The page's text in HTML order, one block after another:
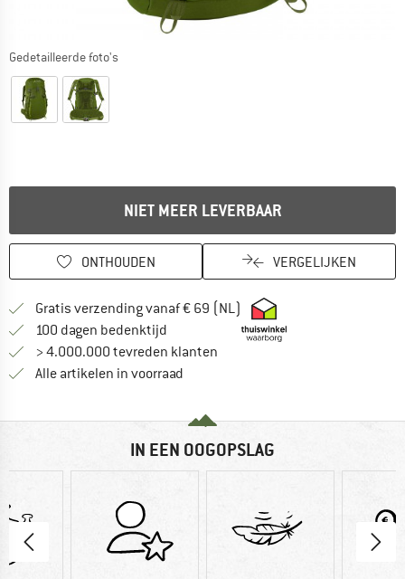
Gedetailleerde foto's
NIET MEER LEVERBAAR
ONTHOUDEN VERGELIJKEN
Gratis verzending vanaf € 69 (NL) Vind hier de
100 dagen bedenktijd Vind de betalingsinformatie hier!
> 4.000.000 tevreden klanten
Alle artikelen in voorraad
IN EEN OOGOPSLAG